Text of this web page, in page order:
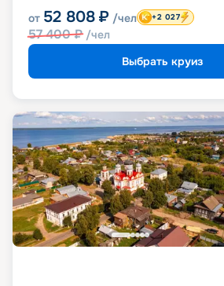
от 52 808 ₽ /чел
57 400₽ /чел
+2 027
Выбрать круиз